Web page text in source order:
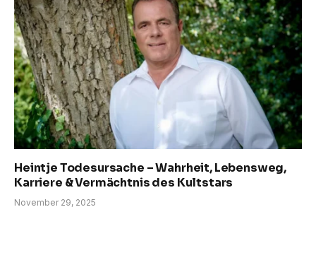
Heintje Todesursache – Wahrheit, Lebensweg,
Karriere & Vermächtnis des Kultstars
November 29, 2025